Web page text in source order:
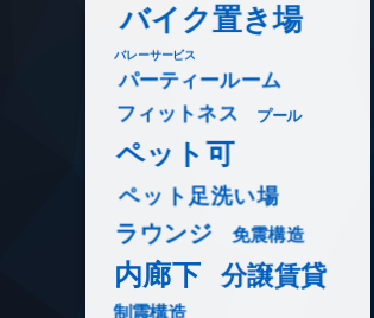
バイク置き場
バレーサービス
パーティールーム
フィットネス プール
ペット可
ペット足洗い場
ラウンジ 免震構造
内廊下 分譲賃貸
制震構造